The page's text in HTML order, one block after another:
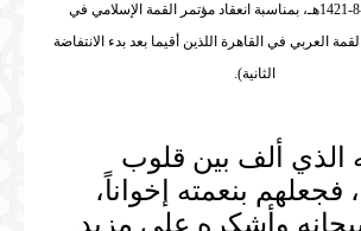
(أُلقيت في21-8-1421هـ، بمناسبة انعقاد مؤتمر القمة الإسلامي في
العربي في القاهرة اللذين أقيما بعد بدء الانتفاضة
الثانية).
الذي ألف بين قلوب
فجعلهم بنعمته إخواناً،
وأشكره على مزيد